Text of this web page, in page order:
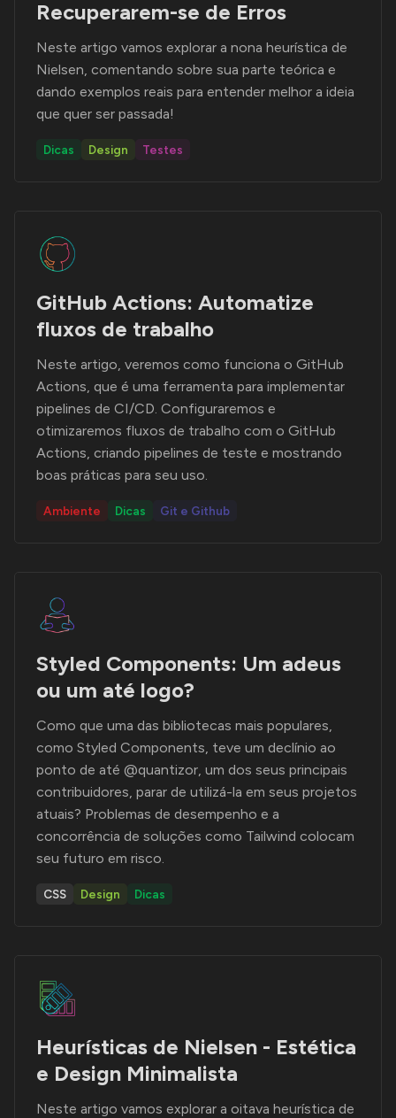
Recuperarem-se de Erros
Neste artigo vamos explorar a nona heurística de
Nielsen, comentando sobre sua parte teórica e
dando exemplos reais para entender melhor a ideia
que quer ser passada!
Dicas Design Testes
GitHub Actions: Automatize
fluxos de trabalho
Neste artigo, veremos como funciona o GitHub
Actions, que é uma ferramenta para implementar
pipelines de CI/CD. Configuraremos e
otimizaremos fluxos de trabalho com o GitHub
Actions, criando pipelines de teste e mostrando
boas práticas para seu uso.
Ambiente Dicas Git e Github
Styled Components: Um adeus
ou um até logo?
Como que uma das bibliotecas mais populares,
como Styled Components, teve um declínio ao
ponto de até @quantizor, um dos seus principais
contribuidores, parar de utilizá-la em seus projetos
atuais? Problemas de desempenho e a
concorrência de soluções como Tailwind colocam
seu futuro em risco.
CSS Design Dicas
Heurísticas de Nielsen - Estética
e Design Minimalista
Neste artigo vamos explorar a oitava heurística de